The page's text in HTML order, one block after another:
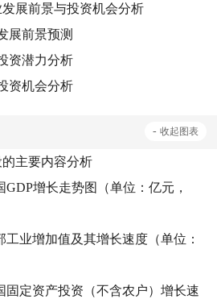
展前景与投资机会分析
展前景预测
资潜力分析
资机会分析
- 收起图表
主要内容分析
GDP增长走势图（单位：亿元，
工业增加值及其增长速度（单位：
固定资产投资（不含农户）增长速